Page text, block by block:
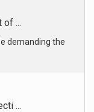
...
they helped
...